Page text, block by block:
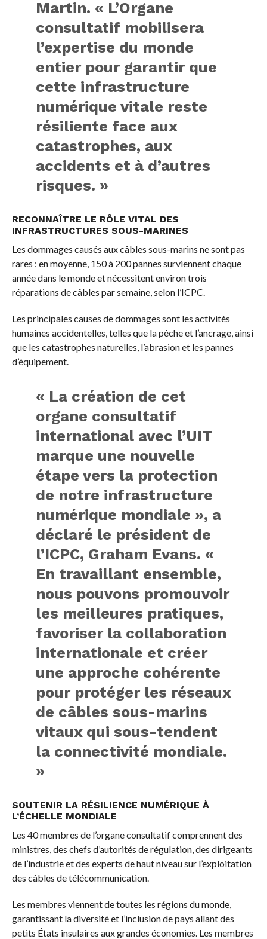
Martin. « L’Organe
consultatif mobilisera
l’expertise du monde
entier pour garantir que
cette infrastructure
numérique vitale reste
résiliente face aux
catastrophes, aux
accidents et à d’autres
risques. »
RECONNAÎTRE LE RÔLE VITAL DES
INFRASTRUCTURES SOUS-MARINES
Les dommages causés aux câbles sous-marins ne sont pas
rares : en moyenne, 150 à 200 pannes surviennent chaque
année dans le monde et nécessitent environ trois
réparations de câbles par semaine, selon l’ICPC.
Les principales causes de dommages sont les activités
humaines accidentelles, telles que la pêche et l’ancrage, ainsi
que les catastrophes naturelles, l’abrasion et les pannes
d’équipement.
« La création de cet
organe consultatif
international avec l’UIT
marque une nouvelle
étape vers la protection
de notre infrastructure
numérique mondiale », a
déclaré le président de
l’ICPC, Graham Evans. «
En travaillant ensemble,
nous pouvons promouvoir
les meilleures pratiques,
favoriser la collaboration
internationale et créer
une approche cohérente
pour protéger les réseaux
de câbles sous-marins
vitaux qui sous-tendent
la connectivité mondiale.
»
SOUTENIR LA RÉSILIENCE NUMÉRIQUE À
L’ÉCHELLE MONDIALE
Les 40 membres de l’organe consultatif comprennent des
ministres, des chefs d’autorités de régulation, des dirigeants
de l’industrie et des experts de haut niveau sur l’exploitation
des câbles de télécommunication.
Les membres viennent de toutes les régions du monde,
garantissant la diversité et l’inclusion de pays allant des
petits États insulaires aux grandes économies. Les membres